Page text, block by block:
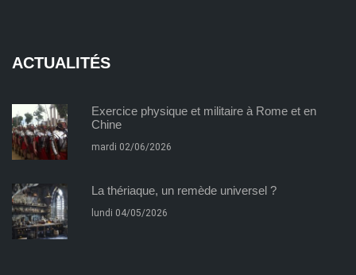
ACTUALITÉS
Exercice physique et militaire à Rome et en
Chine
mardi 02/06/2026
La thériaque, un remède universel ?
lundi 04/05/2026